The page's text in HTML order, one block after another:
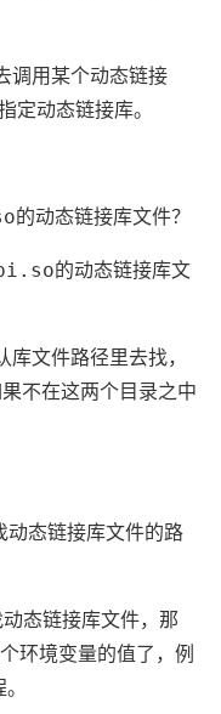
调用某个动态链接
定动态链接库。
的动态链接库文件？
的动态链接库文
文件路径里去找，
不在这两个目录之中
动态链接库文件的路
态链接库文件，那
环境变量的值了，例